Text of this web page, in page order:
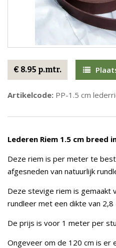
€ 8.95 p.mtr.
Artikelcode: PP-1.5 cm
Lederen Riem 1.5 cm breed
Deze riem is per meter te
afgesneden van natuurlijk
Deze stevige riem is gemaakt
rundleer met een dikte van 2,8
De prijs is voor 1 meter per
Ongeveer om de 120 cm is er